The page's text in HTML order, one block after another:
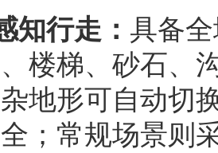
知行走： 具备
楼梯、砂石、
地形可自动切
；常规场景则